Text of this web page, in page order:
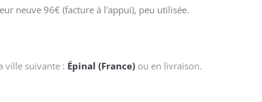
neuve 96€ (facture à l'appui), peu utilisée.
ville suivante : Épinal (France) ou en livraison.